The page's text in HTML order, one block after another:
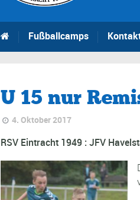
Fußballcamps
U 15 nur
4. Oktober 2017
RSV Eintracht 1949 : JFV